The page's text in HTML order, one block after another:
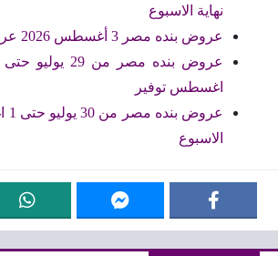
نهاية الاسبوع
عروض بنده مصر 3 أغسطس 2026 عروض الاثنين
اغسطس توفير
الاسبوع